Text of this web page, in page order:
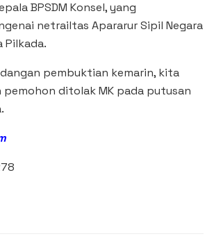
BPSDM Konsel, yang
netrailtas Apararur Sipil Negara
Pilkada.
pembuktian kemarin, kita
ditolak MK pada putusan